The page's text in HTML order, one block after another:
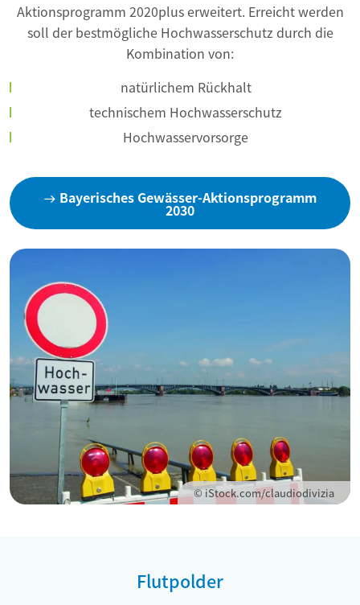
Aktionsprogramm 2020plus erweitert. Erreicht werden
soll der bestmögliche Hochwasserschutz durch die
Kombination von:
natürlichem Rückhalt
technischem Hochwasserschutz
Hochwasservorsorge
Bayerisches Gewässer-Aktionsprogramm
2030
© iStock.com/claudiodivizia
Flutpolder